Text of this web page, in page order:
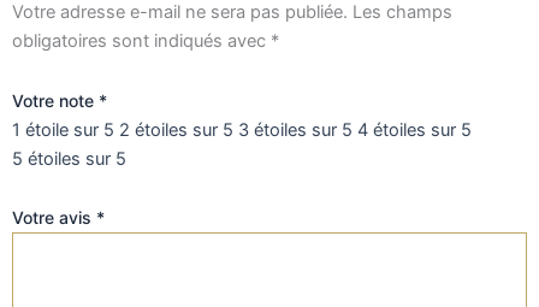
Votre adresse e-mail ne sera pas publiée. Les champs
obligatoires sont indiqués avec *
Votre note *
1 étoile sur 5 2 étoiles sur 5 3 étoiles sur 5 4 étoiles sur 5
5 étoiles sur 5
Votre avis *